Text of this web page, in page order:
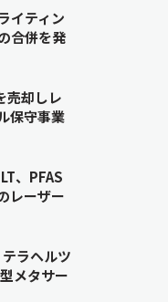
イティン
合併を発
却しレ
保守事業
、PFAS
レーザー
ラヘルツ
メタサー